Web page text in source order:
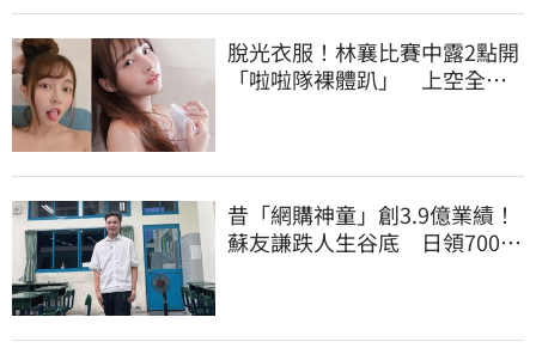
脫光衣服！林襄比賽中露2點開
「啦啦隊裸體趴」 上空全裸
昔「網購神童」創3.9億業績！
蘇友謙跌人生谷底 日領700元